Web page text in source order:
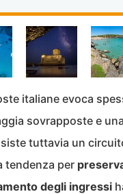
italiane evoca
sovrapposte e una
tuttavia un
tendenza per
degli ingressi